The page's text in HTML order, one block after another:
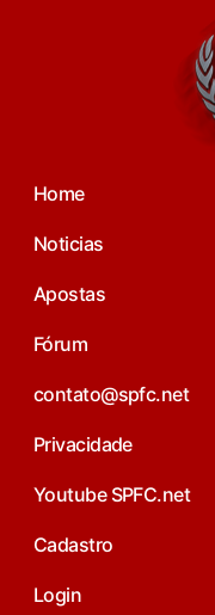
Home
Noticias
Apostas
Fórum
contato@spfc.net
Privacidade
Youtube SPFC.net
Cadastro
Login